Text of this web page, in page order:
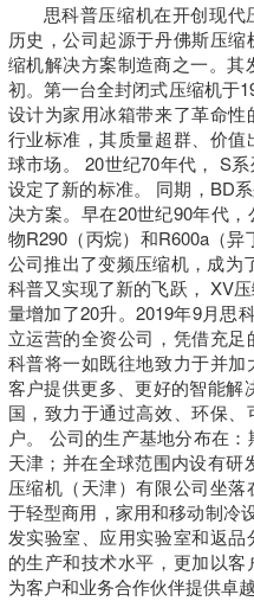
思科普压缩机在开创现
历史，公司起源于丹佛斯压
缩机解决方案制造商之一。
初。第一台全封闭式压缩机于
设计为家用冰箱带来了革命
行业标准，其质量超群、价
球市场。 20世纪70年代， S
设定了新的标准。 同期，BD
决方案。早在20世纪90年代
物R290（丙烷）和R600a（异
公司推出了变频压缩机，成为
科普又实现了新的飞跃， XV
量增加了20升。2019年9月思
立运营的全资公司，凭借充
科普将一如既往地致力于并
客户提供更多、更好的智能解
国，致力于通过高效、环保
户。 公司的生产基地分布在
天津；并在全球范围内设有
压缩机（天津）有限公司坐
于轻型商用，家用和移动制冷
发实验室、应用实验室和返
的生产和技术水平，更加以
为客户和业务合作伙伴提供卓越